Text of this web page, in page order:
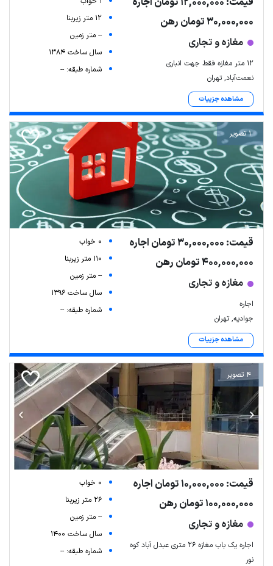
30,000,000 تومان رهن
مغازه و تجاری
۱۲ متر مغازه فقط جهت انباری
نعمت‌آباد, تهران
مشاهده جزییات
12 متر زیربنا
-- متر زمین
سال ساخت 1384
شماره طبقه: --
1 تصویر
قیمت: 30,000,000 تومان اجاره
400,000,000 تومان رهن
مغازه و تجاری
اجاره
جوادیه, تهران
مشاهده جزییات
0 خواب
110 متر زیربنا
-- متر زمین
سال ساخت 1396
شماره طبقه: --
4 تصویر
قیمت: 10,000,000 تومان اجاره
100,000,000 تومان رهن
مغازه و تجاری
اجاره یک باب مغازه ۲۶ متری عبدل آباد کوه
نور
0 خواب
26 متر زیربنا
-- متر زمین
سال ساخت 1400
شماره طبقه: --